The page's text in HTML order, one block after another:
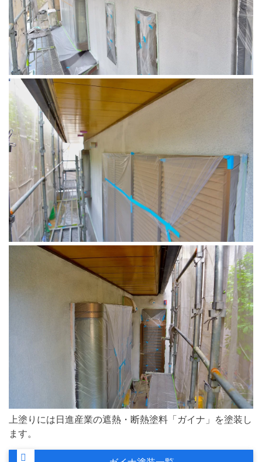
上塗りには日進産業の遮熱・断熱塗料「ガイナ」を塗装し
ます。